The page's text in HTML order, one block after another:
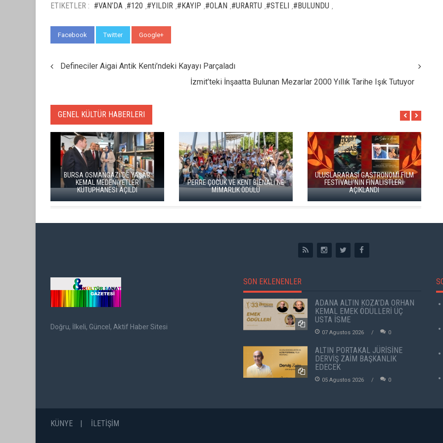
ETIKETLER : #VAN’DA #120 #YILDIR #KAYIP #OLAN #URARTU #STELI #BULUNDU
Facebook Twitter Google+
Defineciler Aigai Antik Kenti’ndeki Kayayı Parçaladı
İzmit’teki İnşaatta Bulunan Mezarlar 2000 Yıllık Tarihe Işık Tutuyor
GENEL KÜLTÜR HABERLERI
ULUSLARARASI GASTRONOMİ FİLM
FESTİVALİ'NİN FİNALİSTLERİ
AÇIKLANDI
HERITAGE İSTANBUL 2026 BAŞLADI
HAYDARPAŞA VE SİRKECİ
GARLARI SANATLA YENİDEN
DOĞUYOR
Doğru, İlkeli, Güncel, Aktif Haber Sitesi
SON EKLENENLER
ADANA ALTIN KOZA'DA ORHAN
KEMAL EMEK ÖDÜLLERİ ÜÇ
USTA İSME
07 Agustos 2026 0
ALTIN PORTAKAL JÜRİSİNE
DERVİŞ ZAİM BAŞKANLIK
EDECEK
05 Agustos 2026 0
KÜNYE İLETİŞİM